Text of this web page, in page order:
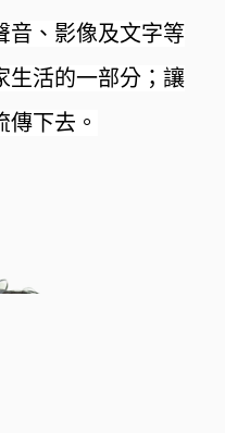
音、影像及文字等
生活的一部分；讓
下去。